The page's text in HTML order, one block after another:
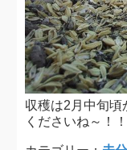
収穫は2月中旬頃
くださいね～！！